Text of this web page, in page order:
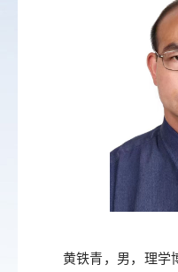
黄铁青，男，理学